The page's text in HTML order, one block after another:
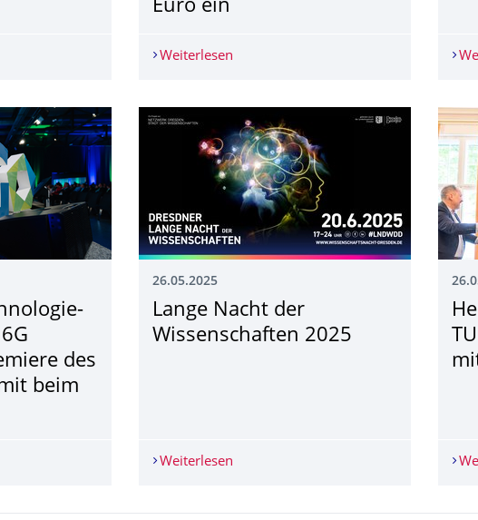
Biomedizinische Technik entwickelt KI-System ecgXfusion® zur schnelleren
Euro ein
Weiterlesen Erfolg im Reinhart-Koselleck-
des
beim
Technologie-Fokus: 10 Jahre 6G Summit und Premiere des IEEE Chips
26.05.2025
Lange Nacht der
Wissenschaften 2025
Weiterlesen Lange Nacht der Wissenschaften 2025